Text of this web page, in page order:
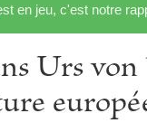
en jeu, c'est notre
Urs von